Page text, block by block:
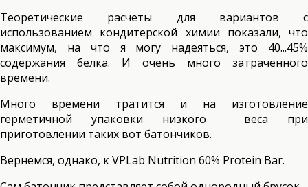
Теоретические расчеты для вариантов с
использованием кондитерской химии показали, что
максимум, на что я могу надеяться, это 40...45%
содержания белка. И очень много затраченного
времени.
Много времени тратится и на изготовление
герметичной упаковки низкого веса при
приготовлении таких вот батончиков.
Вернемся, однако, к VPLab Nutrition 60% Protein Bar.